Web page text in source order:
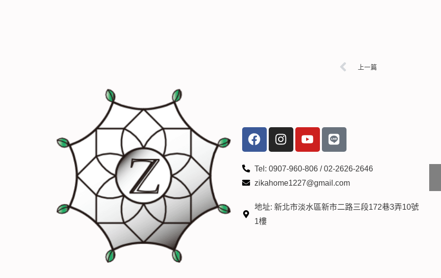
上一頁
上一篇
F
a
e
b
o
k
I
n
t
a
r
Y
o
t
u
e
L
i
e
Tel: 0907-960-806 / 02-2626-2646
zikahome1227@gmail.com
地址: 新北市淡水區新市二路三段172巷3弄10號
1樓